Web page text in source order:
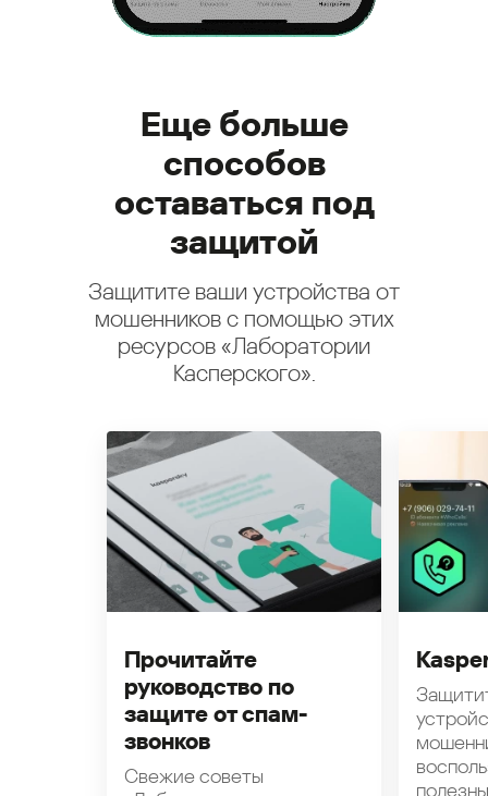
Еще больше
способов
оставаться под
защитой
Защитите ваши устройства от
мошенников с помощью этих
ресурсов «Лаборатории
Касперского».
Прочитайте
руководство по
защите от спам-
звонков
Свежие советы